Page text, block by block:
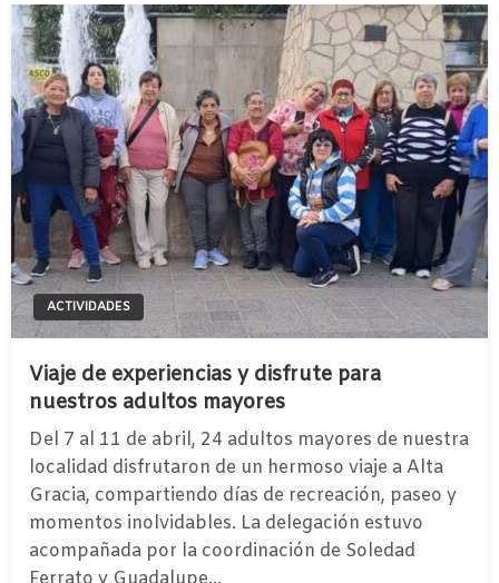
ACTIVIDADES
Viaje de experiencias y disfrute para
nuestros adultos mayores
Del 7 al 11 de abril, 24 adultos mayores de nuestra
localidad disfrutaron de un hermoso viaje a Alta
Gracia, compartiendo días de recreación, paseo y
momentos inolvidables. La delegación estuvo
acompañada por la coordinación de Soledad